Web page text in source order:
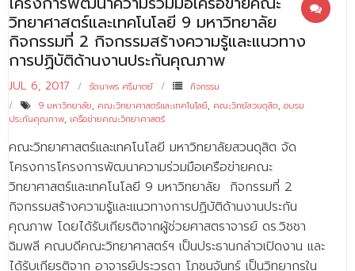
วิทยาศาสตร์และเทคโนโลยี 9 มหาวิทยาลัย
กิจกรรมที่ 2 กิจกรรมสร้างความรู้และแนวทาง
การปฏิบัติด้านงานประกันคุณภาพ
JUL 6, 2017 รัตนาพร ศรีมาตย์
กิจกรรม
9 มหาวิทยาลัย, คณะวิทยาศาสตร์และเทคโนโลยี, คณะวิทย์สวนดุสิต, อบรม
ประกันคุณภาพ, เครือข่ายคณะวิทยาศาสตร์
คณะวิทยาศาสตร์และเทคโนโลยี มหาวิทยาลัยสวนดุสิต จัด
โครงการโครงการพัฒนาความร่วมมือเครือข่ายคณะ
วิทยาศาสตร์และเทคโนโลยี 9 มหาวิทยาลัย กิจกรรมที่ 2
กิจกรรมสร้างความรู้และแนวทางการปฏิบัติด้านงานประกัน
คุณภาพ โดยได้รับเกียรติจากผู้ช่วยศาสตราจารย์ ดร.วิชชา
ฉิมพลี คณบดีคณะวิทยาศาสตร์ฯ เป็นประธานกล่าวเปิดงาน และ
ได้รับเกียรติจาก อาจารย์ประวรดา โภชนจันทร์ เป็นวิทยากรใน